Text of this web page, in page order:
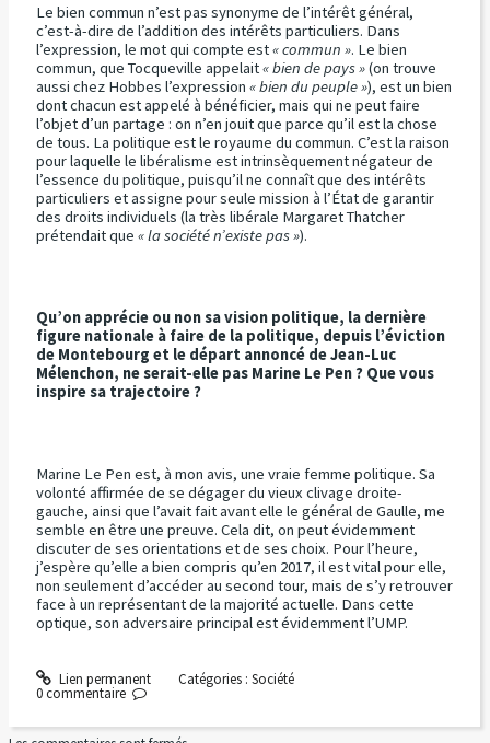
Le bien commun n’est pas synonyme de l’intérêt général,
c’est-à-dire de l’addition des intérêts particuliers. Dans
l’expression, le mot qui compte est« commun ». Le bien
commun, que Tocqueville appelait« bien de pays »(on trouve
aussi chez Hobbes l’expression « bien du peuple »), est un bien
dont chacun est appelé à bénéficier, mais qui ne peut faire
l’objet d’un partage : on n’en jouit que parce qu’il est la chose
de tous. La politique est le royaume du commun. C’est la raison
pour laquelle le libéralisme est intrinsèquement négateur de
l’essence du politique, puisqu’il ne connaît que des intérêts
particuliers et assigne pour seule mission à l’État de garantir
des droits individuels (la très libérale Margaret Thatcher
prétendait que « la société n’existe pas »).
Qu’on apprécie ou non sa vision politique, la dernière
figure nationale à faire de la politique, depuis l’éviction
de Montebourg et le départ annoncé de Jean-Luc
Mélenchon, ne serait-elle pas Marine Le Pen ? Que vous
inspire sa trajectoire ?
Marine Le Pen est, à mon avis, une vraie femme politique. Sa
volonté affirmée de se dégager du vieux clivage droite-
gauche, ainsi que l’avait fait avant elle le général de Gaulle, me
semble en être une preuve. Cela dit, on peut évidemment
discuter de ses orientations et de ses choix. Pour l’heure,
j’espère qu’elle a bien compris qu’en 2017, il est vital pour elle,
non seulement d’accéder au second tour, mais de s’y retrouver
face à un représentant de la majorité actuelle. Dans cette
optique, son adversaire principal est évidemment l’UMP.
Lien permanent Catégories : Société
0 commentaire